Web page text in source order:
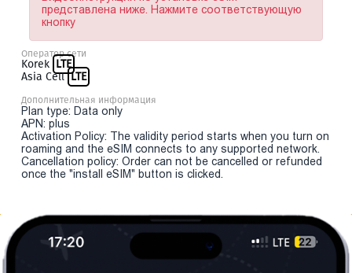
представлена ниже. Нажмите соответствующую
кнопку
Оператор сети
Korek LTE
Asia Cell LTE
Дополнительная информация
Plan type: Data only
APN: plus
Activation Policy: The validity period starts when you turn on
roaming and the eSIM connects to any supported network.
Cancellation policy: Order can not be cancelled or refunded
once the "install eSIM" button is clicked.